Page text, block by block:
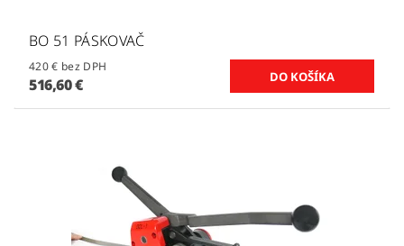
BO 51 PÁSKOVAČ
420 € bez DPH
516,60 €